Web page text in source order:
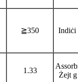
≧350 Indiċi
1.33
Żejt